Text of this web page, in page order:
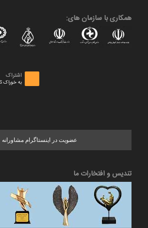
همکاری با سازمان های:
اشتراک
به خوراک RSS
عضویت در اینستاگرام مشاورانه
تندیس و افتخارات ما